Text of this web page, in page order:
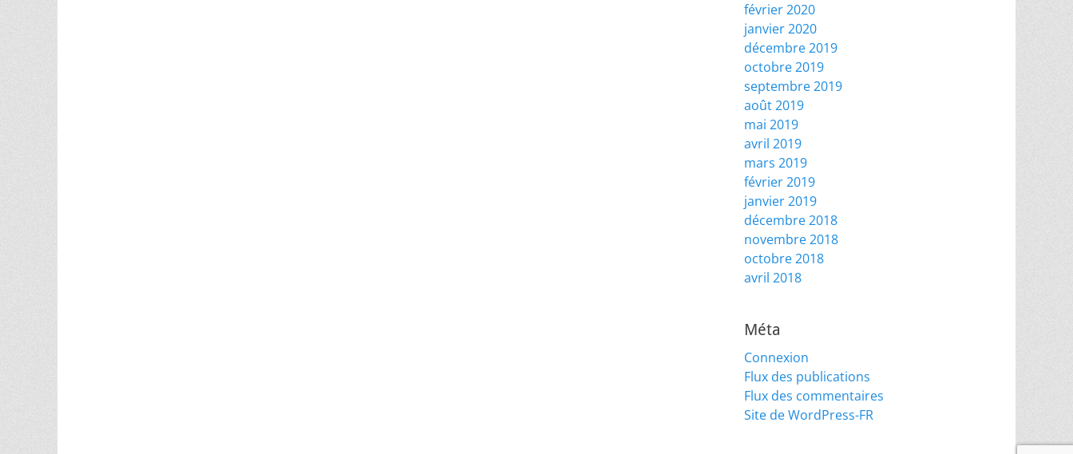
février 2020
janvier 2020
décembre 2019
octobre 2019
septembre 2019
août 2019
mai 2019
avril 2019
mars 2019
février 2019
janvier 2019
décembre 2018
novembre 2018
octobre 2018
avril 2018
Méta
Connexion
Flux des publications
Flux des commentaires
Site de WordPress-FR